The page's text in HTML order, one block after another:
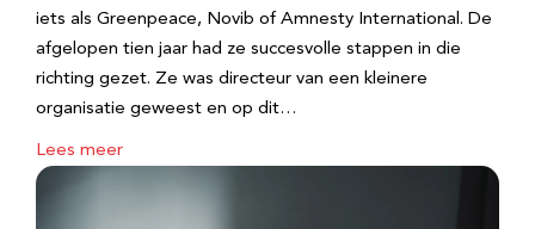
iets als Greenpeace, Novib of Amnesty International. De
afgelopen tien jaar had ze succesvolle stappen in die
richting gezet. Ze was directeur van een kleinere
organisatie geweest en op dit…
Lees meer